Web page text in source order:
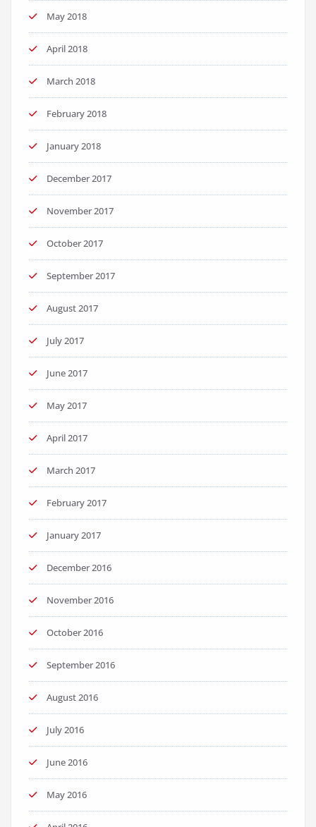
May 2018
April 2018
March 2018
February 2018
January 2018
December 2017
November 2017
October 2017
September 2017
August 2017
July 2017
June 2017
May 2017
April 2017
March 2017
February 2017
January 2017
December 2016
November 2016
October 2016
September 2016
August 2016
July 2016
June 2016
May 2016